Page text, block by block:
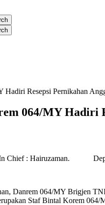
Resepsi Pernikahan
064/MY Hadiri
Hairuzaman. Deputy
Danrem 064/MY Brigjen
Staf Bintal Korem 064/